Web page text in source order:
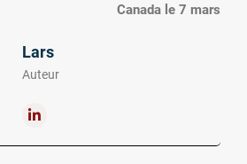
Canada le 7 mars
Lars
Auteur